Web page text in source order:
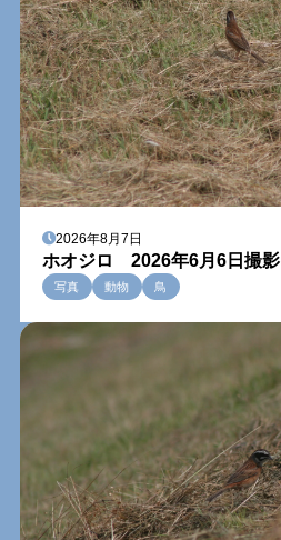
2026年8月7日
ホオジロ 2026年6月6日撮影
写真 動物 鳥